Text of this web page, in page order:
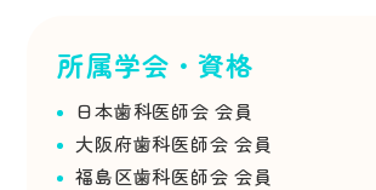
所属学会・資格
日本歯科医師会 会員
大阪府歯科医師会 会員
福島区歯科医師会 会員